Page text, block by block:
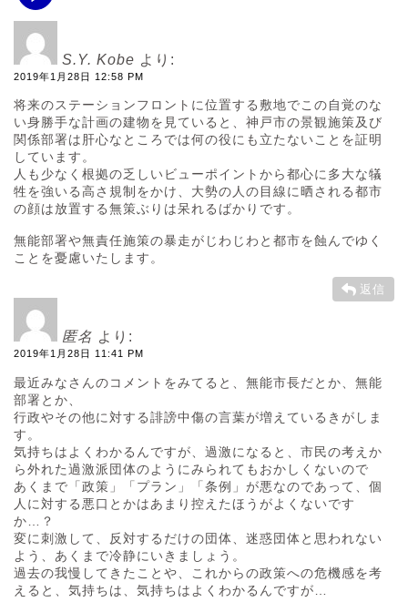
S.Y. Kobe より:
2019年1月28日 12:58 PM
将来のステーションフロントに位置する敷地でこの自覚のな
い身勝手な計画の建物を見ていると、神戸市の景観施策及び
関係部署は肝心なところでは何の役にも立たないことを証明
しています。
人も少なく根拠の乏しいビューポイントから都心に多大な犠
牲を強いる高さ規制をかけ、大勢の人の目線に晒される都市
の顔は放置する無策ぶりは呆れるばかりです。
無能部署や無責任施策の暴走がじわじわと都市を蝕んでゆく
ことを憂慮いたします。
返信
匿名 より:
2019年1月28日 11:41 PM
最近みなさんのコメントをみてると、無能市長だとか、無能
部署とか、
行政やその他に対する誹謗中傷の言葉が増えているきがしま
す。
気持ちはよくわかるんですが、過激になると、市民の考えか
ら外れた過激派団体のようにみられてもおかしくないので
あくまで「政策」「プラン」「条例」が悪なのであって、個
人に対する悪口とかはあまり控えたほうがよくないです
か…？
変に刺激して、反対するだけの団体、迷惑団体と思われない
よう、あくまで冷静にいきましょう。
過去の我慢してきたことや、これからの政策への危機感を考
えると、気持ちは、気持ちはよくわかるんですが…